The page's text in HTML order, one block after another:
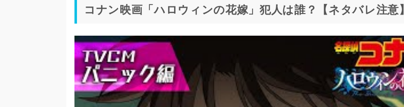
コナン映画「ハロウィンの花嫁」犯人は誰？【ネタバレ注意】